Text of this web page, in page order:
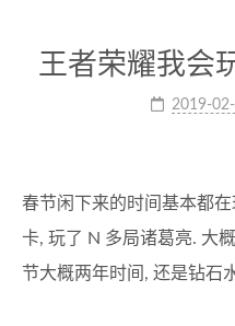
王者荣耀我会
2019-
春节闲下来的时间基本都
卡, 玩了 N 多局诸葛亮. 大
节大概两年时间, 还是钻石